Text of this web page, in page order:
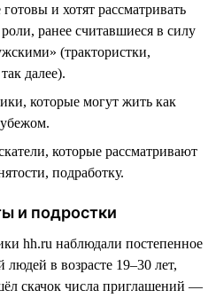
и хотят рассматривать
ранее считавшиеся в силу
(трактористки,
далее).
которые могут жить как
которые рассматривают
подработку.
и подростки
hh.ru наблюдали постепенное
в возрасте 19–30 лет,
скачок числа приглашений —